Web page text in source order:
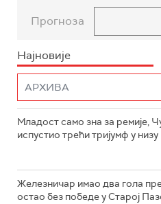
Прогноза
Најновије
Младост само зна за ремије,
испустио трећи тријумф у низу
Железничар имао два гола
остао без победе у Старој